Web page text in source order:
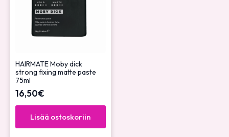
HAIRMATE Moby dick
strong fixing matte paste
75ml
16,50€
Lisää ostoskoriin